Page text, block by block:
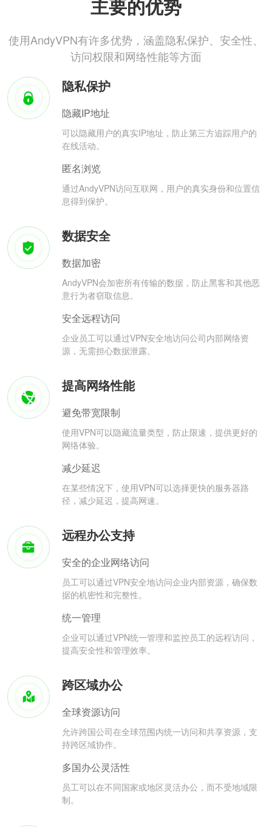
主要的优势
使用AndyVPN有许多优势，涵盖隐私保护、安全性、
访问权限和网络性能等方面
隐私保护
隐藏IP地址
可以隐藏用户的真实IP地址，防止第三方追踪用户的
在线活动。
匿名浏览
通过AndyVPN访问互联网，用户的真实身份和位置信
息得到保护。
数据安全
数据加密
AndyVPN会加密所有传输的数据，防止黑客和其他恶
意行为者窃取信息。
安全远程访问
企业员工可以通过VPN安全地访问公司内部网络资
源，无需担心数据泄露。
提高网络性能
避免带宽限制
使用VPN可以隐藏流量类型，防止限速，提供更好的
网络体验。
减少延迟
在某些情况下，使用VPN可以选择更快的服务器路
径，减少延迟，提高网速。
远程办公支持
安全的企业网络访问
员工可以通过VPN安全地访问企业内部资源，确保数
据的机密性和完整性。
统一管理
企业可以通过VPN统一管理和监控员工的远程访问，
提高安全性和管理效率。
跨区域办公
全球资源访问
允许跨国公司在全球范围内统一访问和共享资源，支
持跨区域协作。
多国办公灵活性
员工可以在不同国家或地区灵活办公，而不受地域限
制。